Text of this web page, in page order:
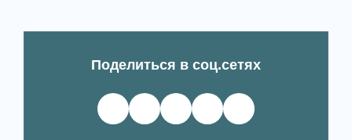
Поделиться в соц.сетях